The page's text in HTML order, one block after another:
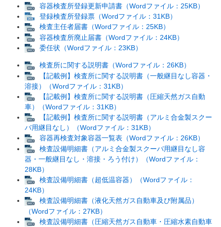
容器検査所登録更新申請書（Wordファイル：25KB）
登録検査所登録票（Wordファイル：31KB）
検査主任者届書（Wordファイル：25KB）
容器検査所廃止届書（Wordファイル：24KB）
委任状（Wordファイル：23KB）
検査所に関する説明書（Wordファイル：26KB）
【記載例】検査所に関する説明書（一般継目なし容器・
溶接）（Wordファイル：31KB）
【記載例】検査所に関する説明書（圧縮天然ガス自動
車）（Wordファイル：31KB）
【記載例】検査所に関する説明書（アルミ合金製スクー
バ用継目なし）（Wordファイル：31KB）
容器再検査対象容器一覧表（Wordファイル：26KB）
検査設備明細書（アルミ合金製スクーバ用継目なし容
器・一般継目なし・溶接・ろう付け）（Wordファイル：
28KB）
検査設備明細書（超低温容器）（Wordファイル：
24KB）
検査設備明細書（液化天然ガス自動車及び附属品）
（Wordファイル：27KB）
検査設備明細書（圧縮天然ガス自動車・圧縮水素自動車